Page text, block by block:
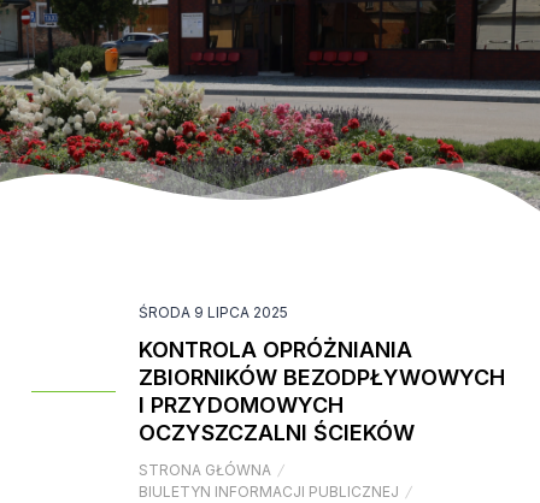
ŚRODA 9 LIPCA 2025
KONTROLA OPRÓŻNIANIA
ZBIORNIKÓW BEZODPŁYWOWYCH
I PRZYDOMOWYCH
OCZYSZCZALNI ŚCIEKÓW
STRONA GŁÓWNA /
BIULETYN INFORMACJI PUBLICZNEJ /